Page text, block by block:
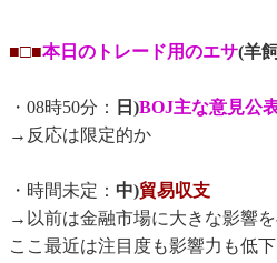
■□■本日のトレード用のエサ(羊
・08時50分： 日)BOJ主な意見公
→反応は限定的か
・時間未定： 中)貿易収支
→以前は金融市場に大きな影響を
ここ最近は注目度も影響力も低